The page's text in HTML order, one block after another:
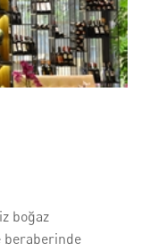
boğaz
beraberinde